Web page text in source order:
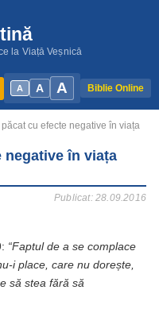
la Viață Veșnică
A A A Biblie Online
păcat cu efecte negative în viața
negative în viața
Publicat: 28.09.2016
“Faptul de a se complace
i place, care nu dorește,
să stea fără să